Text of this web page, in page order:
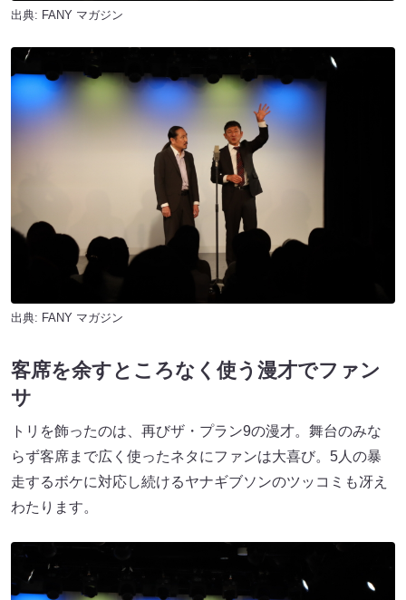
出典: FANY マガジン
出典: FANY マガジン
客席を余すところなく使う漫才でファン
サ
トリを飾ったのは、再びザ・プラン9の漫才。舞台のみな
らず客席まで広く使ったネタにファンは大喜び。5人の暴
走するボケに対応し続けるヤナギブソンのツッコミも冴え
わたります。